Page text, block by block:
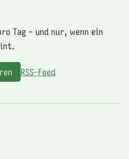
Tag – und nur, wenn ein
RSS-Feed